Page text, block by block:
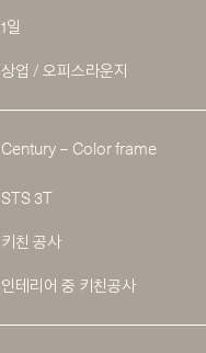
1일
상업 / 오피스라운지
Century – Color frame
STS 3T
키친 공사
인테리어 중 키친공사